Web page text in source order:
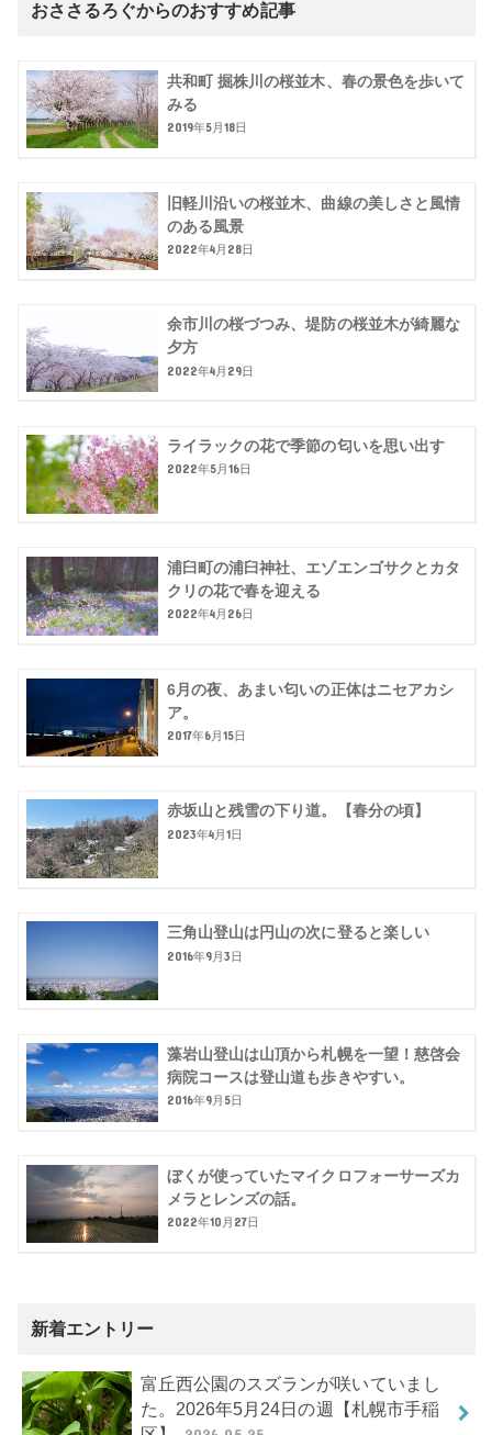
おささるろぐからのおすすめ記事
共和町 掘株川の桜並木、春の景色を歩いて
みる
2019年5月18日
旧軽川沿いの桜並木、曲線の美しさと風情
のある風景
2022年4月28日
余市川の桜づつみ、堤防の桜並木が綺麗な
夕方
2022年4月29日
ライラックの花で季節の匂いを思い出す
2022年5月16日
浦臼町の浦臼神社、エゾエンゴサクとカタ
クリの花で春を迎える
2022年4月26日
6月の夜、あまい匂いの正体はニセアカシ
ア。
2017年6月15日
赤坂山と残雪の下り道。【春分の頃】
2023年4月1日
三角山登山は円山の次に登ると楽しい
2016年9月3日
藻岩山登山は山頂から札幌を一望！慈啓会
病院コースは登山道も歩きやすい。
2016年9月5日
ぼくが使っていたマイクロフォーサーズカ
メラとレンズの話。
2022年10月27日
新着エントリー
富丘西公園のスズランが咲いていまし
た。2026年5月24日の週【札幌市手稲